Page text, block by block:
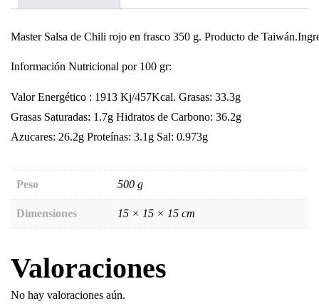
Master Salsa de Chili rojo en frasco 350 g. Producto de
Información Nutricional por 100 gr:
Valor Energético : 1913 Kj/457Kcal. Grasas: 33.3g
Grasas Saturadas: 1.7g Hidratos de Carbono: 36.2g
Azucares: 26.2g Proteínas: 3.1g Sal: 0.973g
Peso 500 g
Dimensiones 15 × 15 × 15 cm
Valoraciones
No hay valoraciones aún.